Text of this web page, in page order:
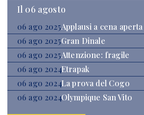
Il 06 agosto
06 ago 2025Applausi a cena aperta
06 ago 2025Gran Dinale
06 ago 2025Attenzione: fragile
06 ago 2024Etrapak
06 ago 2024La prova del Cogo
06 ago 2024Olympique San Vito